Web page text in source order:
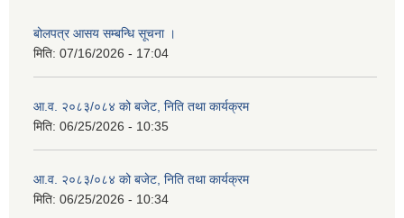
बोलपत्र आसय सम्बन्धि सूचना ।
मिति: 07/16/2026 - 17:04
आ.व. २०८३/०८४ को बजेट, निति तथा कार्यक्रम
मिति: 06/25/2026 - 10:35
आ.व. २०८३/०८४ को बजेट, निति तथा कार्यक्रम
मिति: 06/25/2026 - 10:34